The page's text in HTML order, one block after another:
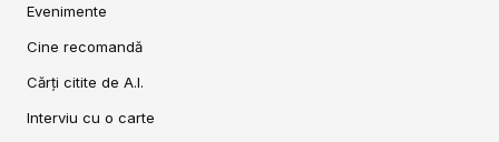
Evenimente
Cine recomandă
Cărți citite de A.I.
Interviu cu o carte